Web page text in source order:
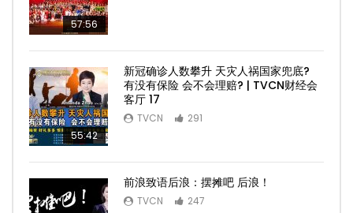
57:56
55:42
新冠确诊人数攀升 天灾人祸国家兜底?
有没有保险 会不会理赔? | TVCN财经会
客厅 17
TVCN 291
前浪致语后浪：摆摊吧 后浪！
TVCN 247